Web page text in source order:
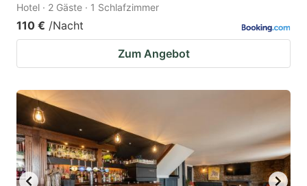
Hotel · 2 Gäste · 1 Schlafzimmer
110 € /Nacht
Zum Angebot